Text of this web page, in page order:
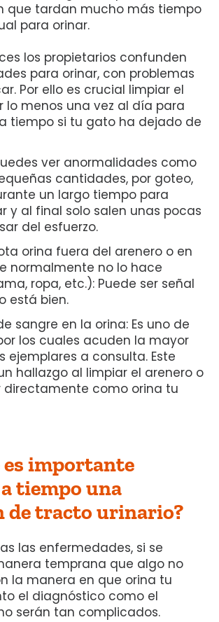
que tardan mucho más tiempo
para orinar.
los propietarios confunden
para orinar, con problemas
Por ello es crucial limpiar el
lo menos una vez al día para
tiempo si tu gato ha dejado de
ver anormalidades como
cantidades, por goteo,
un largo tiempo para
y al final solo salen unas pocas
del esfuerzo.
orina fuera del arenero o en
normalmente no lo hace
ropa, etc.): Puede ser señal
está bien.
sangre en la orina: Es uno de
los cuales acuden la mayor
ejemplares a consulta. Este
hallazgo al limpiar el arenero o
directamente como orina tu
es importante
tiempo una
de tracto urinario?
las enfermedades, si se
temprana que algo no
la manera en que orina tu
el diagnóstico como el
serán tan complicados.